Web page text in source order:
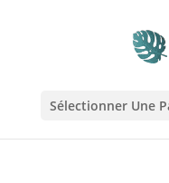
Sélectionner Une